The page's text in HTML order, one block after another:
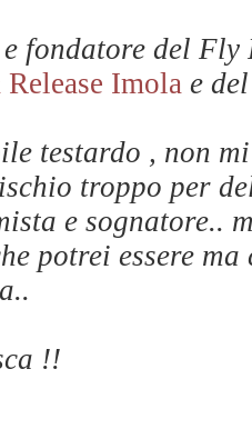
e fondatore del
Imola e
testardo , non
troppo per
e sognatore..
potrei essere
!!